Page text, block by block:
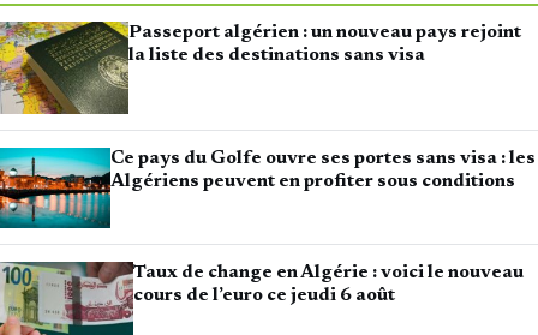
Passeport algérien : un nouveau pays rejoint
la liste des destinations sans visa
Ce pays du Golfe ouvre ses portes sans visa : les
Algériens peuvent en profiter sous conditions
Taux de change en Algérie : voici le nouveau
cours de l’euro ce jeudi 6 août